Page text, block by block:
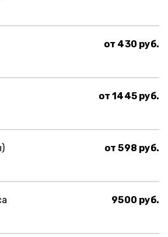
от 430 руб.
от 1445 руб.
от 598 руб.
9500 руб.